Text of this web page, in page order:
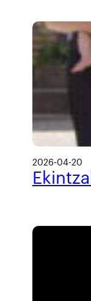
2026-04-20